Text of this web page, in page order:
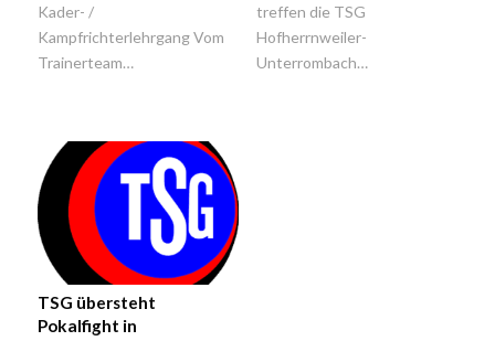
Kader- /
Kampfrichterlehrgang Vom
Trainerteam…
treffen die TSG
Hofherrnweiler-
Unterrombach…
TSG übersteht
Pokalfight in